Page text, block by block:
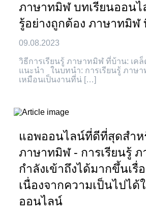
ภาษาทมิฬ บทเรียนออนไ
รู้อย่างถูกต้อง ภาษาทมิฬ
09.08.2023
วิธีการเรียนรู้ ภาษาทมิฬ ที่บ้าน: เค
แนะนำ ในบทนำ: การเรียนรู้ ภาษ
เหมือนเป็นงานที่น่ […]
แอพออนไลน์ที่ดีที่สุดสำห
ภาษาทมิฬ - การเรียนรู้
กำลังเข้าถึงได้มากขึ้นเรื่
เนื่องจากความเป็นไปได้
ออนไลน์